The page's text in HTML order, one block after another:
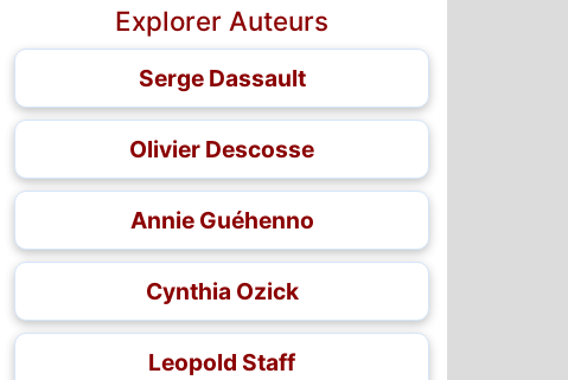
Explorer Auteurs
Serge Dassault
Olivier Descosse
Annie Guéhenno
Cynthia Ozick
Leopold Staff